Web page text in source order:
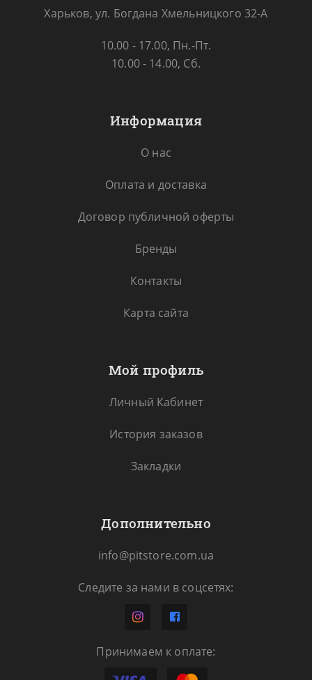
Харьков, ул. Богдана Хмельницкого 32-А
10.00 - 17.00, Пн.-Пт.
10.00 - 14.00, Сб.
Информация
О нас
Оплата и доставка
Договор публичной оферты
Бренды
Контакты
Карта сайта
Мой профиль
Личный Кабинет
История заказов
Закладки
Дополнительно
info@pitstore.com.ua
Следите за нами в соцсетях:
Принимаем к оплате: